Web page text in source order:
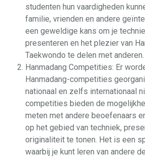
studenten hun vaardigheden
familie, vrienden en andere
een geweldige kans om je
presenteren en het plezier van
Taekwondo te delen met anderen.
Hanmadang Competities: Er
Hanmadang-competities
nationaal en zelfs internationaal
competities bieden de
meten met andere beoefenaars
op het gebied van techniek,
originaliteit te tonen. Het is een
waarbij je kunt leren van andere